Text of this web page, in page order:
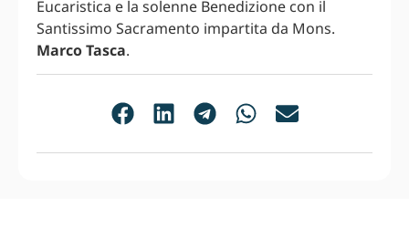
Eucaristica e la solenne Benedizione con il
Santissimo Sacramento impartita da Mons.
Marco Tasca.